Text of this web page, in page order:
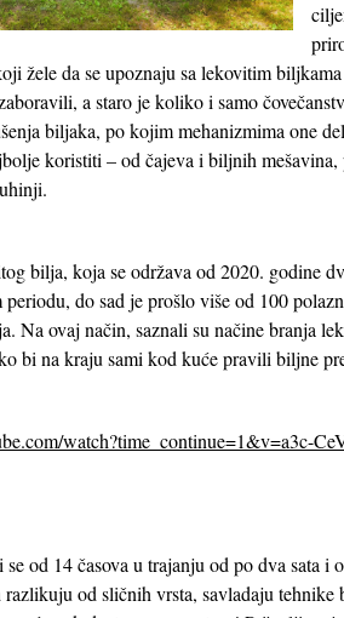
žele da se upoznaju sa lekovitim
a staro je koliko i samo
biljaka, po kojim mehanizmima one
koristiti – od čajeva i biljnih mešavina,
bilja, koja se održava od 2020. godine
periodu, do sad je prošlo više od 100
Na ovaj način, saznali su načine branja
bi na kraju sami kod kuće pravili biljne
watch?time_continue=1&v=a3c-
od 14 časova u trajanju od po dva sata
od sličnih vrsta, savladaju